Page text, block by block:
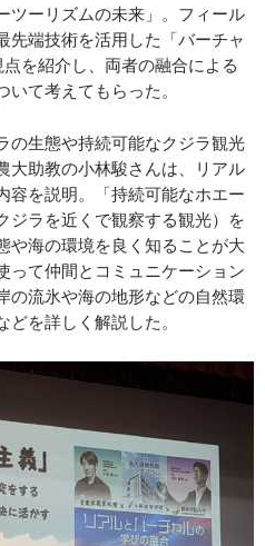
ツーリズムの未来」。フィール
先端技術を活用した「バーチャ
を紹介し、両者の融合による
て考えてもらった。
生態や持続可能なクジラ観光
大助教の小林駿さんは、リアル
容を説明。「持続可能なホエー
ジラを近くで観察する観光）を
や海の環境を良く知ることが大
って仲間とコミュニケーション
の流氷や海の地形などの自然環
を詳しく解説した。